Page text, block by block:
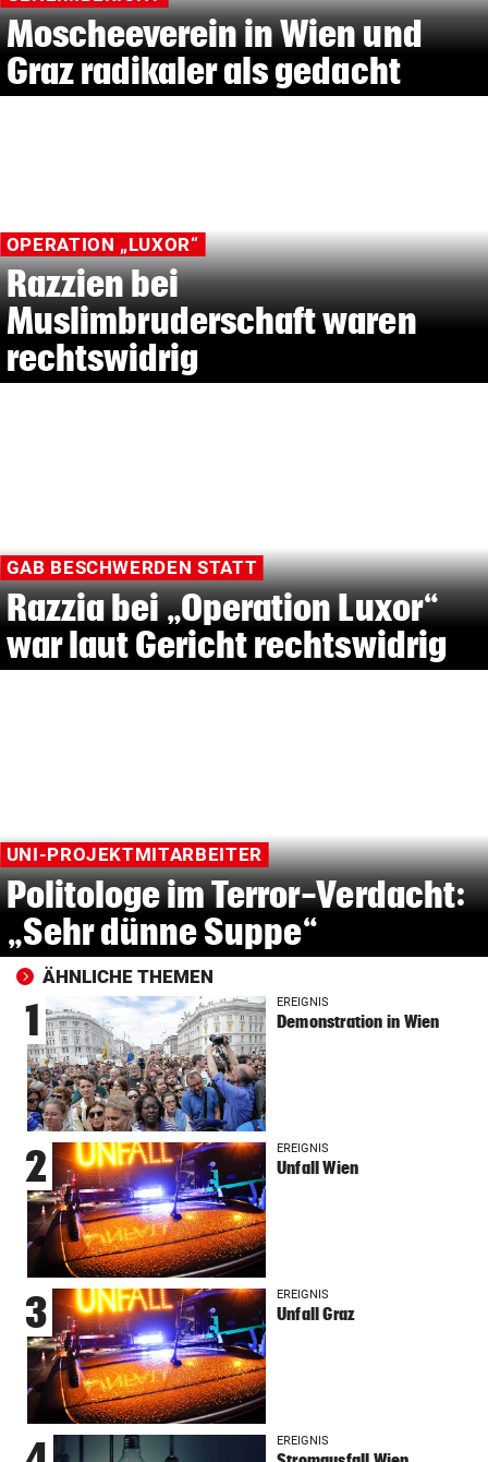
Moscheeverein in Wien und
Graz radikaler als gedacht
OPERATION „LUXOR“
Razzien bei
Muslimbruderschaft waren
rechtswidrig
GAB BESCHWERDEN STATT
Razzia bei „Operation Luxor“
war laut Gericht rechtswidrig
UNI-PROJEKTMITARBEITER
Politologe im Terror-Verdacht:
„Sehr dünne Suppe“
ÄHNLICHE THEMEN
1 EREIGNIS
Demonstration in Wien
2 EREIGNIS
Unfall Wien
3 EREIGNIS
Unfall Graz
EREIGNIS